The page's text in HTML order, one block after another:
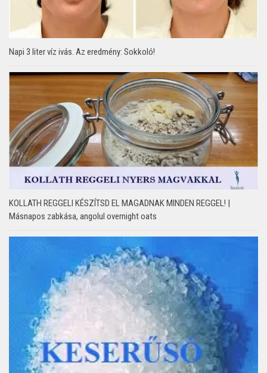
Napi 3 liter víz ivás. Az eredmény: Sokkoló!
KOLLATH REGGELI KÉSZÍTSD EL MAGADNAK MINDEN REGGEL! |
Másnapos zabkása, angolul overnight oats